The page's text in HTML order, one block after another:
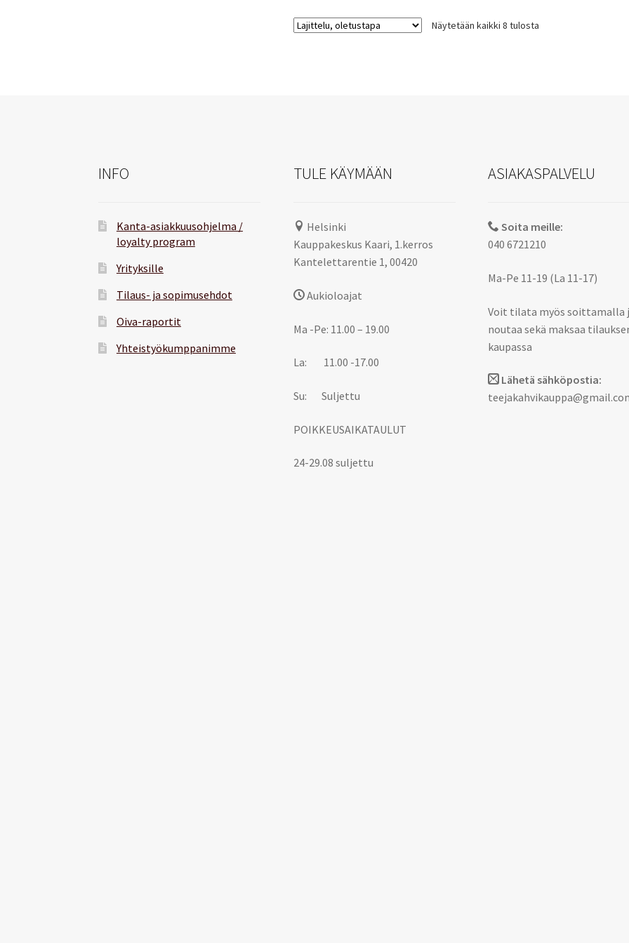
Näytetään kaikki 8 tulosta
INFO
Kanta-asiakkuusohjelma /
loyalty program
Yrityksille
Tilaus- ja sopimusehdot
Oiva-raportit
Yhteistyökumppanimme
TULE KÄYMÄÄN
Helsinki
Kauppakeskus Kaari, 1.kerros
Kantelettarentie 1, 00420
Aukioloajat
Ma -Pe: 11.00 – 19.00
La: 11.00 -17.00
Su: Suljettu
POIKKEUSAIKATAULUT
24-29.08 suljettu
ASIAKASPALVELU
Soita meille:
040 6721210
Ma-Pe 11-19 (La 11-17)
Voit tilata myös soittamalla
noutaa sekä maksaa
kaupassa
Lähetä sähköpostia: